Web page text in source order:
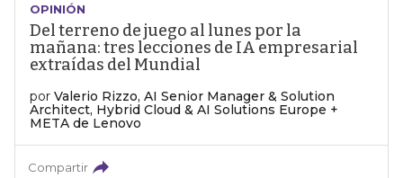
OPINIÓN
Del terreno de juego al lunes por la
mañana: tres lecciones de IA empresarial
extraídas del Mundial
por Valerio Rizzo, AI Senior Manager & Solution
Architect, Hybrid Cloud & AI Solutions Europe +
META de Lenovo
Compartir